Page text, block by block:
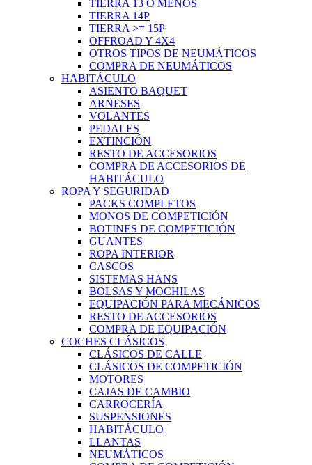
TIERRA 13 O MENOS
TIERRA 14P
TIERRA >= 15P
OFFROAD Y 4X4
OTROS TIPOS DE NEUMÁTICOS
COMPRA DE NEUMÁTICOS
HABITÁCULO
ASIENTO BAQUET
ARNESES
VOLANTES
PEDALES
EXTINCIÓN
RESTO DE ACCESORIOS
COMPRA DE ACCESORIOS DE
HABITÁCULO
ROPA Y SEGURIDAD
PACKS COMPLETOS
MONOS DE COMPETICIÓN
BOTINES DE COMPETICIÓN
GUANTES
ROPA INTERIOR
CASCOS
SISTEMAS HANS
BOLSAS Y MOCHILAS
EQUIPACIÓN PARA MECÁNICOS
RESTO DE ACCESORIOS
COMPRA DE EQUIPACIÓN
COCHES CLÁSICOS
CLÁSICOS DE CALLE
CLÁSICOS DE COMPETICIÓN
MOTORES
CAJAS DE CAMBIO
CARROCERÍA
SUSPENSIONES
HABITÁCULO
LLANTAS
NEUMÁTICOS